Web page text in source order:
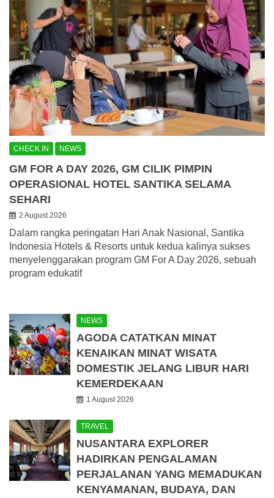
CHECK IN NEWS
GM FOR A DAY 2026, GM CILIK PIMPIN
OPERASIONAL HOTEL SANTIKA SELAMA
SEHARI
2 August 2026
Dalam rangka peringatan Hari Anak Nasional, Santika
Indonesia Hotels & Resorts untuk kedua kalinya sukses
menyelenggarakan program GM For A Day 2026, sebuah
program edukatif
NEWS
AGODA CATATKAN MINAT
KENAIKAN MINAT WISATA
DOMESTIK JELANG LIBUR HARI
KEMERDEKAAN
1 August 2026
TRAVEL
NUSANTARA EXPLORER
HADIRKAN PENGALAMAN
PERJALANAN YANG MEMADUKAN
KENYAMANAN, BUDAYA, DAN